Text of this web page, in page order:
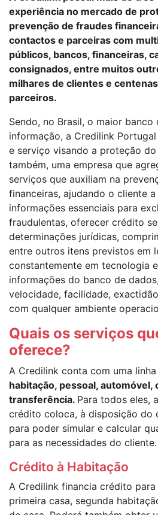
experiência no mercado de
prevenção de fraudes
contactos e parceiras com
públicos, bancos, financeiras,
consignados, entre muitos
milhares de clientes e
parceiros.
Sendo, no Brasil, o maior banco
informação, a Credilink
e serviço visando a proteção
também, uma empresa que
serviços que auxiliam na
financeiras, ajudando o cliente
informações essenciais para
fraudulentas, oferecer crédito
determinações jurídicas,
entre outros itens previstos em
constantemente em tecnologia
informações do banco de
velocidade, facilidade,
com qualquer ambiente
Quais os serviços
oferece?
A Credilink conta com uma
habitação, pessoal, automóvel,
transferência. Para todos eles,
crédito coloca, à disposição do
para poder simular e calcular
para as necessidades do cliente.
Crédito à Habitação
A Credilink financia crédito
primeira casa, segunda